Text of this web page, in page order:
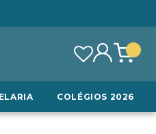
COLÉGIOS 2026